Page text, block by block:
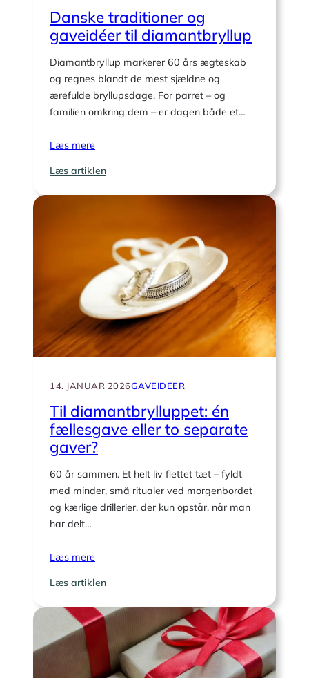
Danske traditioner og
gaveidéer til diamantbryllup
Diamantbryllup markerer 60 års ægteskab
og regnes blandt de mest sjældne og
ærefulde bryllupsdage. For parret – og
familien omkring dem – er dagen både et…
Læs mere
Læs artiklen:
til
diamantbryllup
14. JANUAR 2026GAVEIDEER
Til diamantbrylluppet: én
fællesgave eller to separate
gaver?
60 år sammen. Et helt liv flettet tæt – fyldt
med minder, små ritualer ved morgenbordet
og kærlige drillerier, der kun opstår, når man
har delt…
Læs mere
Læs artiklen:
diamantbrylluppet:
én
fællesgave
eller
to